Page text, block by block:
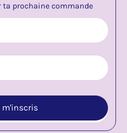
ta prochaine commande